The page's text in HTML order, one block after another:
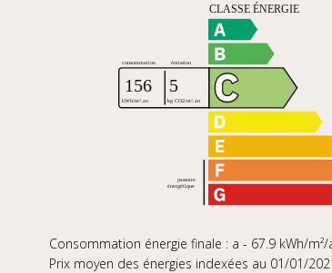
Consommation énergie finale : a - 67.9 kWh/m²/
Prix moyen des énergies indexées au 01/01/